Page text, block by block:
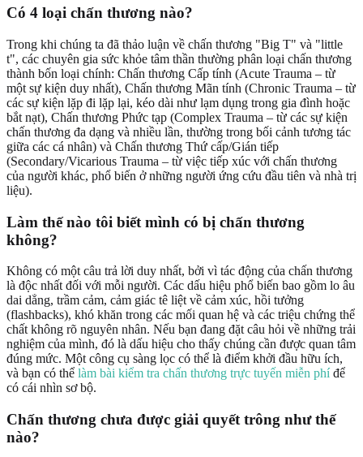
Có 4 loại chấn thương nào?
Trong khi chúng ta đã thảo luận về chấn thương "Big T" và "little
t", các chuyên gia sức khỏe tâm thần thường phân loại chấn thương
thành bốn loại chính: Chấn thương Cấp tính (Acute Trauma – từ
một sự kiện duy nhất), Chấn thương Mãn tính (Chronic Trauma – từ
các sự kiện lặp đi lặp lại, kéo dài như lạm dụng trong gia đình hoặc
bắt nạt), Chấn thương Phức tạp (Complex Trauma – từ các sự kiện
chấn thương đa dạng và nhiều lần, thường trong bối cảnh tương tác
giữa các cá nhân) và Chấn thương Thứ cấp/Gián tiếp
(Secondary/Vicarious Trauma – từ việc tiếp xúc với chấn thương
của người khác, phổ biến ở những người ứng cứu đầu tiên và nhà trị
liệu).
Làm thế nào tôi biết mình có bị chấn thương
không?
Không có một câu trả lời duy nhất, bởi vì tác động của chấn thương
là độc nhất đối với mỗi người. Các dấu hiệu phổ biến bao gồm lo âu
dai dẳng, trầm cảm, cảm giác tê liệt về cảm xúc, hồi tưởng
(flashbacks), khó khăn trong các mối quan hệ và các triệu chứng thể
chất không rõ nguyên nhân. Nếu bạn đang đặt câu hỏi về những trải
nghiệm của mình, đó là dấu hiệu cho thấy chúng cần được quan tâm
đúng mức. Một công cụ sàng lọc có thể là điểm khởi đầu hữu ích,
và bạn có thể làm bài kiểm tra chấn thương trực tuyến miễn phí để
có cái nhìn sơ bộ.
Chấn thương chưa được giải quyết trông như thế
nào?